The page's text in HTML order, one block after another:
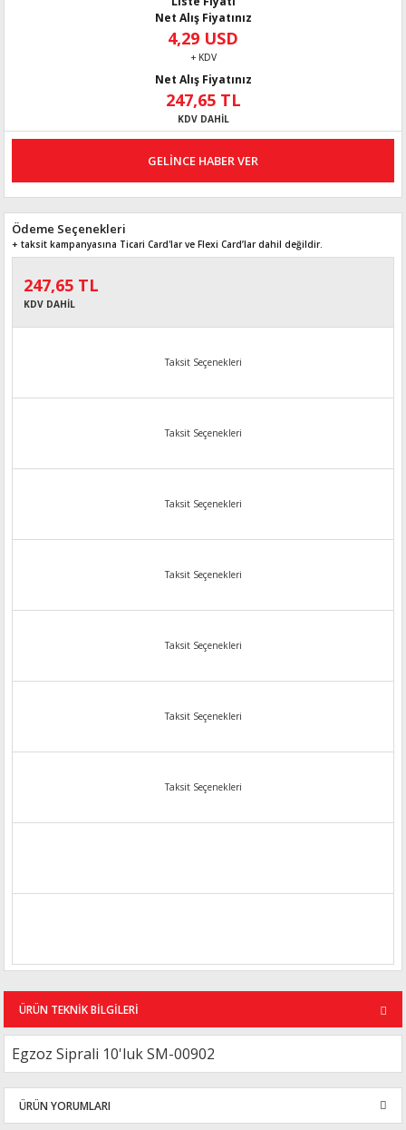
Net Alış Fiyatınız
4,29 USD
+ KDV
Net Alış Fiyatınız
247,65 TL
KDV DAHİL
GELİNCE HABER VER
Ödeme Seçenekleri
+ taksit kampanyasına Ticari Card'lar ve Flexi Card’lar dahil değildir.
247,65 TL
KDV DAHİL
Taksit Seçenekleri
Taksit Seçenekleri
Taksit Seçenekleri
Taksit Seçenekleri
Taksit Seçenekleri
Taksit Seçenekleri
Taksit Seçenekleri
ÜRÜN TEKNİK BİLGİLERİ
Egzoz Siprali 10'luk SM-00902
ÜRÜN YORUMLARI